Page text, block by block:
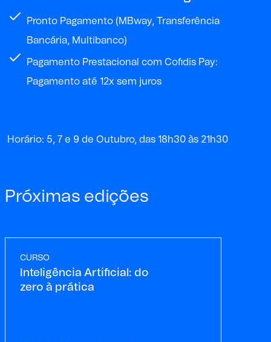
Pronto Pagamento (MBway, Transferência
Bancária, Multibanco)
Pagamento Prestacional com Cofidis Pay:
Pagamento até 12x sem juros
Horário: 5, 7 e 9 de Outubro, das 18h30 às 21h30
Próximas edições
CURSO
Inteligência Artificial: do
zero à prática